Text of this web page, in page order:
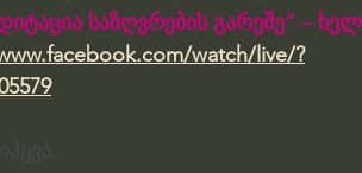
საზღვრების გარეშე“ –
watch/live/?